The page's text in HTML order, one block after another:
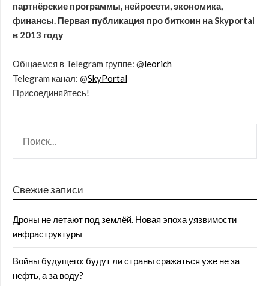
партнёрские программы, нейросети, экономика,
финансы. Первая публикация про биткоин на Skyportal
в 2013 году
Общаемся в Telegram группе: @leorich
Telegram канал: @SkyPortal
Присоединяйтесь!
Свежие записи
Дроны не летают под землёй. Новая эпоха уязвимости
инфраструктуры
Войны будущего: будут ли страны сражаться уже не за
нефть, а за воду?